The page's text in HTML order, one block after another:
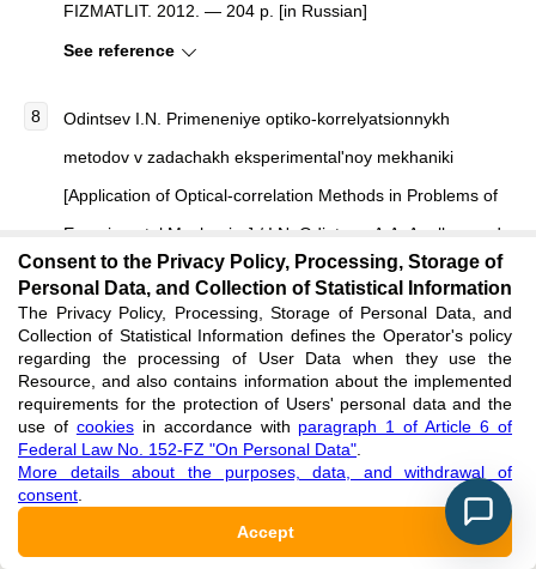
FIZMATLIT. 2012. — 204 p. [in Russian]
See reference
Odintsev I.N. Primeneniye optiko-korrelyatsionnykh
metodov v zadachakh eksperimental'noy mekhaniki
[Application of Optical-correlation Methods in Problems of
Experimental Mechanics] / I.N. Odintsev, A.A. Apalkov and
[et al.]. // Progressivnyye tekhnologii i sistemy
mashinostroyeniya [Progressive Technologies and
Mechanical Engineering Systems]. — 2015. — No. 1 (51).
— p. 152-160. [in Russian]
See reference
Sutton M.A. Image Correlation for Shape, Motion and
Deformation Measurements / M.A. Sutton, J.-J. Orteu and
Consent to the Privacy Policy, Processing, Storage of
Personal Data, and Collection of Statistical Information
The Privacy Policy, Processing, Storage of Personal Data, and
Collection of Statistical Information defines the Operator's policy
regarding the processing of User Data when they use the
Resource, and also contains information about the implemented
requirements for the protection of Users' personal data and the
use of cookiesin accordance with paragraph 1 of Article 6 of
Federal Law No. 152-FZ "On Personal Data"
More details about the purposes, data, and withdrawal of
consent
Accept